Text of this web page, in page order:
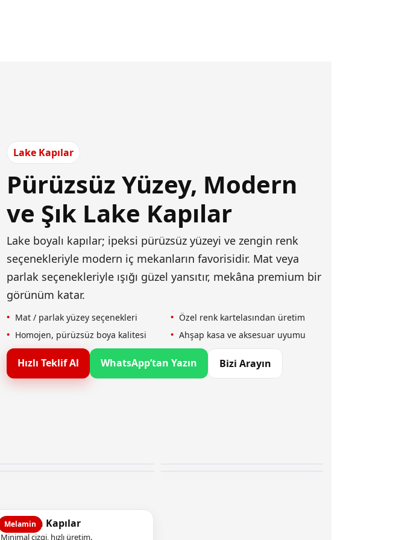
Lake Kapılar
Pürüzsüz Yüzey, Modern
ve Şık Lake Kapılar
Lake boyalı kapılar; ipeksi pürüzsüz yüzeyi ve zengin renk
seçenekleriyle modern iç mekanların favorisidir. Mat veya
parlak seçenekleriyle ışığı güzel yansıtır, mekâna premium bir
görünüm katar.
Mat / parlak yüzey seçenekleri
Özel renk kartelasından üretim
Homojen, pürüzsüz boya kalitesi
Ahşap kasa ve aksesuar uyumu
Hızlı Teklif Al WhatsApp’tan Yazın Bizi Arayın
Melamin
Melamin Kapılar
Minimal çizgi, hızlı üretim.